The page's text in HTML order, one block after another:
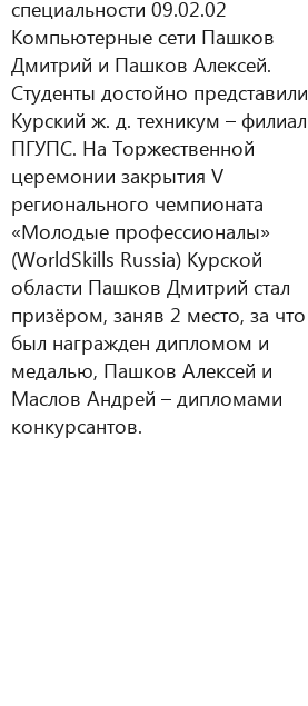
специальности 09.02.02
Компьютерные сети Пашков
Дмитрий и Пашков Алексей.
Студенты достойно представили
Курский ж. д. техникум – филиал
ПГУПС. На Торжественной
церемонии закрытия V
регионального чемпионата
«Молодые профессионалы»
(WorldSkills Russia) Курской
области Пашков Дмитрий стал
призёром, заняв 2 место, за что
был награжден дипломом и
медалью, Пашков Алексей и
Маслов Андрей – дипломами
конкурсантов.